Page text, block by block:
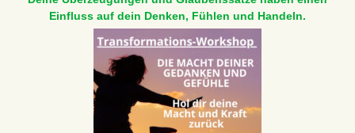
Einfluss auf dein Denken, Fühlen und Handeln.